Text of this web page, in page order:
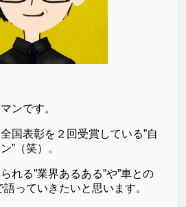
ンです。
国表彰を２回受賞している”自
”（笑）。
れる”業界あるある”や”車との
っていきたいと思います。